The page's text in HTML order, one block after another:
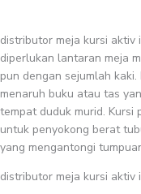
distributor meja kursi aktiv
diperlukan lantaran meja
pun dengan sejumlah
menaruh buku atau tas
tempat duduk murid. Kursi
untuk penyokong berat
yang mengantongi
distributor meja kursi aktiv